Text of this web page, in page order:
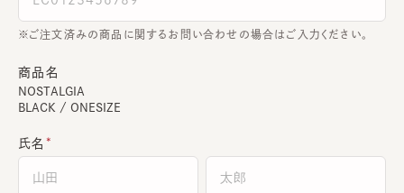
ご注文済みの商品に関するお問い合わせの場合はご入力ください。
商品名
NOSTALGIA
BLACK / ONESIZE
氏名